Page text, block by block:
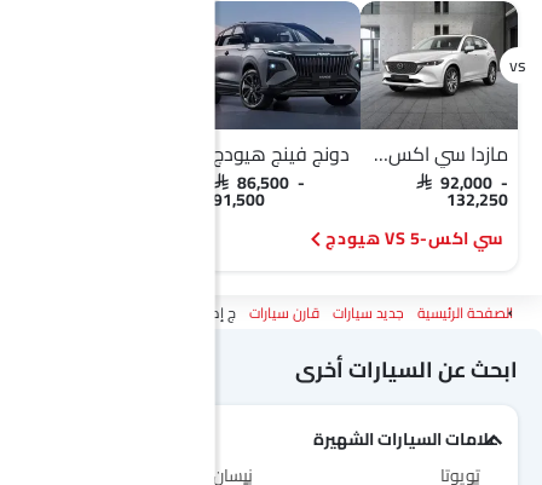
مازدا سي اكس-5
SAR 92,000 -
132,250
دونج فينج هيودج
SAR 86,500 -
91,500
سي اكس-5 VS هيودج
الصفحة الرئيسية جديد سيارات قارن سيارات ج إم سي فيجوس Vs مازدا سي اكس-5
ابحث عن السيارات أخرى
علامات السيارات الشهيرة
تويوتا
نيسان